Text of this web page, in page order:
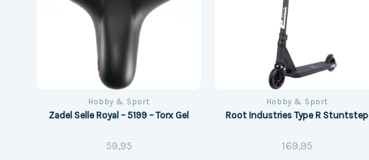
Hobby & Sport
Zadel Selle Royal – 5199 – Torx Gel
59,95
Hobby & Sport
Root Industries Type R Stuntstep
169,95